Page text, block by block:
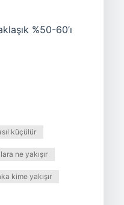
%50-60’ı
küçülür
ne yakışır
kime yakışır